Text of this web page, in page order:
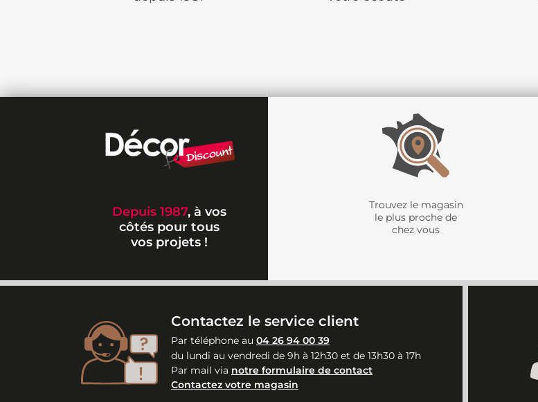
Depuis 1987, à vos
côtés pour tous
vos projets !
Trouvez le magasin
le plus proche de
chez vous
Contactez le service client
Par téléphone au 04 26 94 00 39
du lundi au vendredi de 9h à 12h30 et de 13h30 à 17h
Par mail via notre formulaire de contact
Contactez votre magasin